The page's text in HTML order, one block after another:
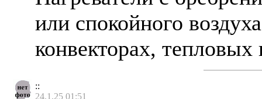
или спокойного
конвекторах,
::
24.1.25 01:51